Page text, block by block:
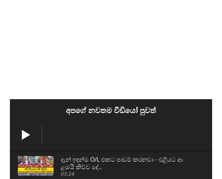
අපගේ නවතම වීඩියෝ පුවත්
දැන් ඉඳන්ම O/L එකට පාඩම් කරනවා - එළියට ආ
ළමයි කිව්ව දේ..
03:24